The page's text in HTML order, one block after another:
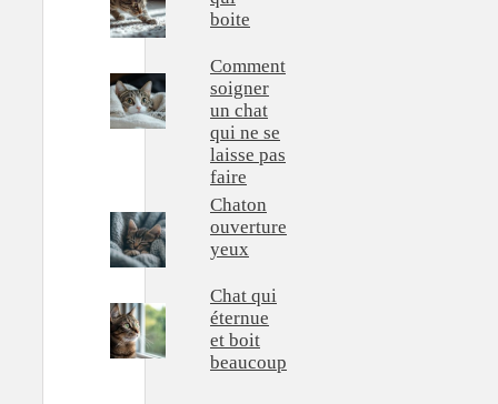
boite
Comment
soigner
un chat
qui ne se
laisse pas
faire
Chaton
ouverture
yeux
Chat qui
éternue
et boit
beaucoup